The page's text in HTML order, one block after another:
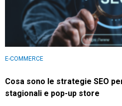
E-COMMERCE
Cosa sono le strategie SEO
stagionali e pop-up store